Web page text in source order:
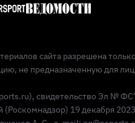
сайта разрешена
не предназначенную для
свидетельство Эл №
19 декабря 2023